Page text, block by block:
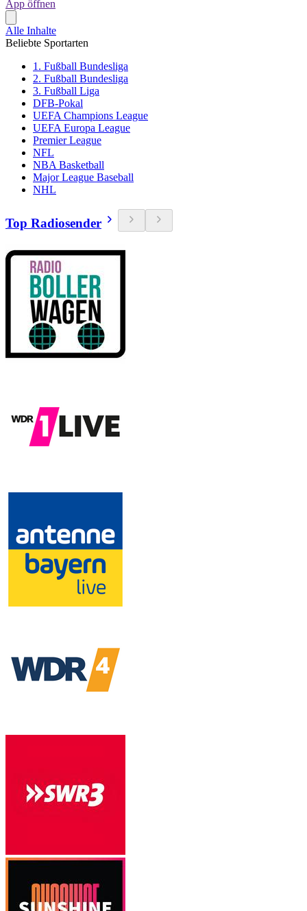
App öffnen
Alle Inhalte
Beliebte Sportarten
1. Fußball Bundesliga
2. Fußball Bundesliga
3. Fußball Liga
DFB-Pokal
UEFA Champions League
UEFA Europa League
Premier League
NFL
NBA Basketball
Major League Baseball
NHL
Top Radiosender